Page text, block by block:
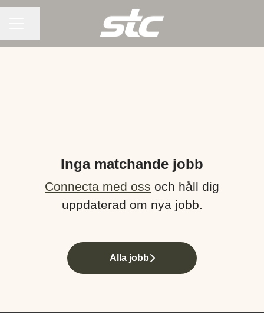
Inga matchande jobb
Connecta med oss och håll dig
uppdaterad om nya jobb.
Alla jobb